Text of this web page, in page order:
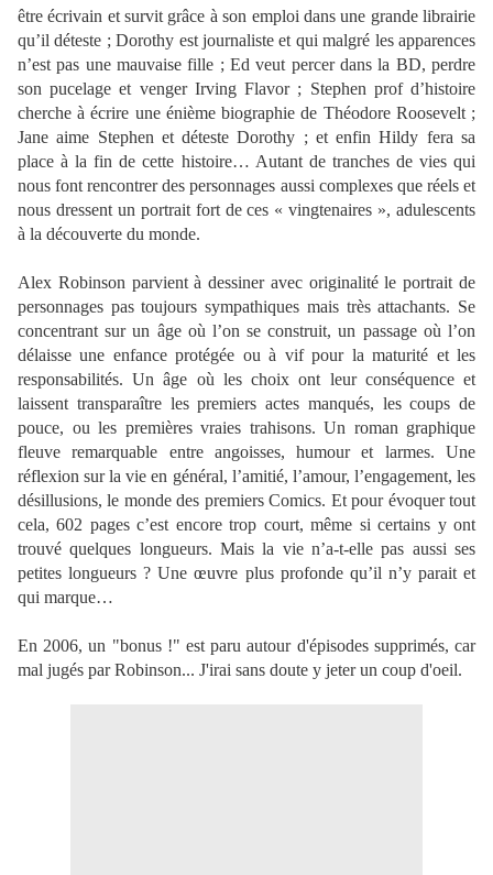
être écrivain et survit grâce à son emploi dans une grande librairie
qu’il déteste ; Dorothy est journaliste et qui malgré les apparences
n’est pas une mauvaise fille ; Ed veut percer dans la BD, perdre
son pucelage et venger Irving Flavor ; Stephen prof d’histoire
cherche à écrire une énième biographie de Théodore Roosevelt ;
Jane aime Stephen et déteste Dorothy ; et enfin Hildy fera sa
place à la fin de cette histoire… Autant de tranches de vies qui
nous font rencontrer des personnages aussi complexes que réels et
nous dressent un portrait fort de ces « vingtenaires », adulescents
à la découverte du monde.
Alex Robinson parvient à dessiner avec originalité le portrait de
personnages pas toujours sympathiques mais très attachants. Se
concentrant sur un âge où l’on se construit, un passage où l’on
délaisse une enfance protégée ou à vif pour la maturité et les
responsabilités. Un âge où les choix ont leur conséquence et
laissent transparaître les premiers actes manqués, les coups de
pouce, ou les premières vraies trahisons. Un roman graphique
fleuve remarquable entre angoisses, humour et larmes. Une
réflexion sur la vie en général, l’amitié, l’amour, l’engagement, les
désillusions, le monde des premiers Comics. Et pour évoquer tout
cela, 602 pages c’est encore trop court, même si certains y ont
trouvé quelques longueurs. Mais la vie n’a-t-elle pas aussi ses
petites longueurs ? Une œuvre plus profonde qu’il n’y parait et
qui marque…
En 2006, un "bonus !" est paru autour d'épisodes supprimés, car
mal jugés par Robinson... J'irai sans doute y jeter un coup d'oeil.